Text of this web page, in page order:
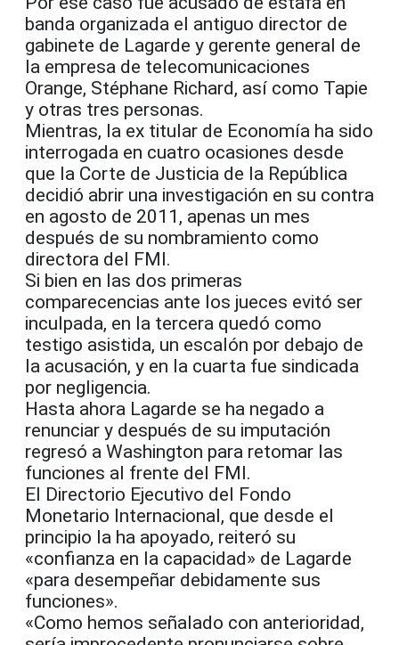
banda organizada el antiguo director de
gabinete de Lagarde y gerente general de
la empresa de telecomunicaciones
Orange, Stéphane Richard, así como Tapie
y otras tres personas.
Mientras, la ex titular de Economía ha sido
interrogada en cuatro ocasiones desde
que la Corte de Justicia de la República
decidió abrir una investigación en su contra
en agosto de 2011, apenas un mes
después de su nombramiento como
directora del FMI.
Si bien en las dos primeras
comparecencias ante los jueces evitó ser
inculpada, en la tercera quedó como
testigo asistida, un escalón por debajo de
la acusación, y en la cuarta fue sindicada
por negligencia.
Hasta ahora Lagarde se ha negado a
renunciar y después de su imputación
regresó a Washington para retomar las
funciones al frente del FMI.
El Directorio Ejecutivo del Fondo
Monetario Internacional, que desde el
principio la ha apoyado, reiteró su
«confianza en la capacidad» de Lagarde
«para desempeñar debidamente sus
funciones».
«Como hemos señalado con anterioridad,